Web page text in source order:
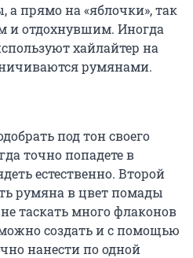
а прямо на «яблочки», так
и отдохнувшим. Иногда
хайлайтер на
румянами.
под тон своего
точно попадете в
естественно. Второй
румяна в цвет помады
таскать много флаконов
создать и с помощью
нанести по одной